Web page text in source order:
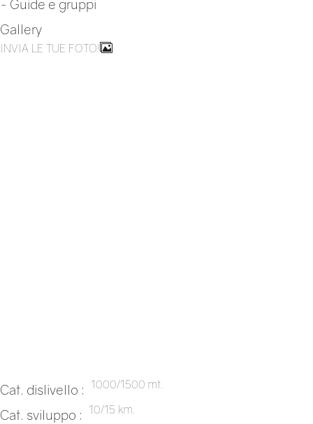
- Guide e gruppi
Gallery
INVIA LE TUE FOTO!
Cat. dislivello : 1000/1500 mt.
Cat. sviluppo : 10/15 km.